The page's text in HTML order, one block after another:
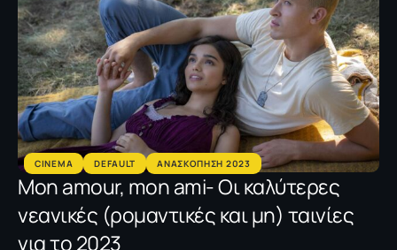
CINEMA DEFAULT ΑΝΑΣΚΟΠΗΣΗ 2023
Mon amour, mon ami- Οι καλύτερες
νεανικές (ρομαντικές και μη) ταινίες
για το 2023